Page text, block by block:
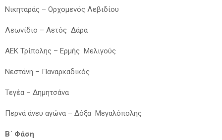
Νικηταράς – Ορχομενός Λεβιδίου
Λεωνίδιο – Αετός Δάρα
ΑΕΚ Τρίπολης – Ερμής Μελιγούς
Νεστάνη – Παναρκαδικός
Τεγέα – Δημητσάνα
Περνά άνευ αγώνα – Δόξα Μεγαλόπολης
Β΄ Φάση